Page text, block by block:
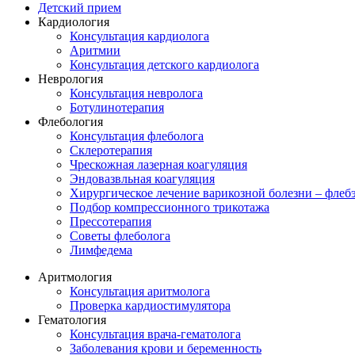
Детский прием
Кардиология
Консультация кардиолога
Аритмии
Консультация детского кардиолога
Неврология
Консультация невролога
Ботулинотерапия
Флебология
Консультация флеболога
Склеротерапия
Чрескожная лазерная коагуляция
Эндовазвльная коагуляция
Хирургическое лечение варикозной болезни –
Подбор компрессионного трикотажа
Прессотерапия
Советы флеболога
Лимфедема
Аритмология
Консультация аритмолога
Проверка кардиостимулятора
Гематология
Консультация врача-гематолога
Заболевания крови и беременность